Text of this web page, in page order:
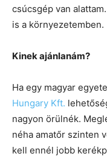
csúcsgép van
is a környezetemben.
Kinek ajánlanám?
Ha egy magyar
Hungary Kft.
nagyon örülnék.
néha amatőr szinten
kell ennél jobb